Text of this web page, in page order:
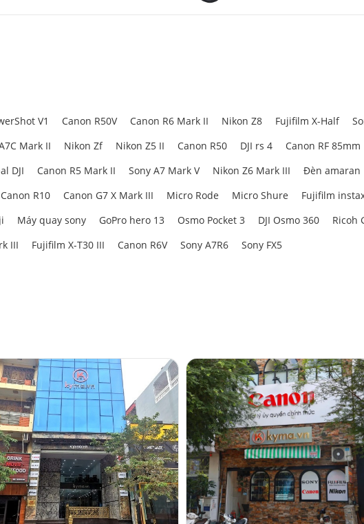
V1 Canon R50V Canon R6 Mark II Nikon Z8 Fujifilm X-Half
Mark II Nikon Zf Nikon Z5 II Canon R50 DJI rs 4 Canon RF 85mm
DJI Canon R5 Mark II Sony A7 Mark V Nikon Z6 Mark III Đèn amaran
Canon R10 Canon G7 X Mark III Micro Rode Micro Shure Fujifilm
Máy quay sony GoPro hero 13 Osmo Pocket 3 DJI Osmo 360 Ricoh
III Fujifilm X-T30 III Canon R6V Sony A7R6 Sony FX5